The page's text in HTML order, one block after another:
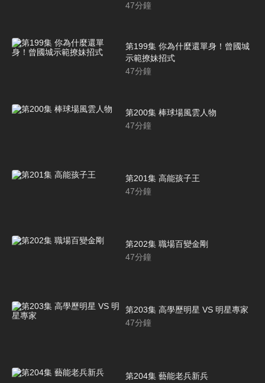
47分鐘
第199集 你為什麼還單身！曾國城
示範撩妹招式
47分鐘
第200集 棒球場風雲人物
47分鐘
第201集 高能孩子王
47分鐘
第202集 職場百變金剛
47分鐘
第203集 高學歷明星 VS 明星專家
47分鐘
第204集 藝能老兵新兵